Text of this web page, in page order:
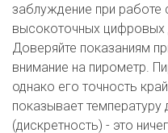
заблуждение при
высокоточных цифровых
Доверяйте показаниям
внимание на пирометр.
однако его точность
показывает
(дискретность) - это